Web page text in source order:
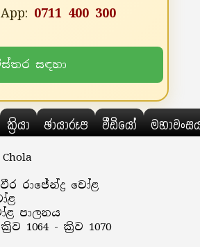
0711 400 300
සඳහා
ක්‍රියා ඡායාරූප වීඩියෝ
වීර රාජේන්ද්‍ර චෝළ
පාලනය
ක්‍රිව 1064 - ක්‍රිව 1070